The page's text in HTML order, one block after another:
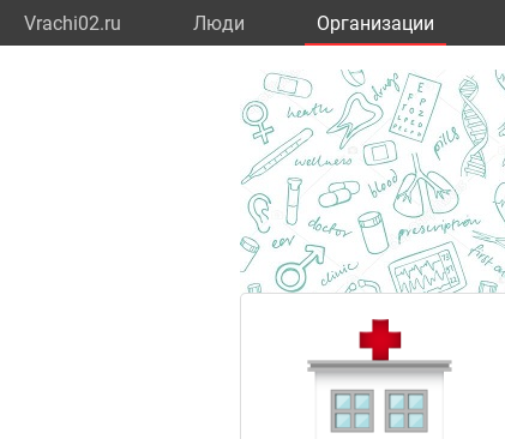
Vrachi02.ru Люди Организации